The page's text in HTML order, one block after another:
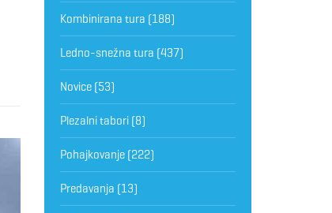
Kombinirana tura (188)
Ledno-snežna tura (437)
Novice(53)
Plezalni tabori(8)
Pohajkovanje(222)
Predavanja (13)